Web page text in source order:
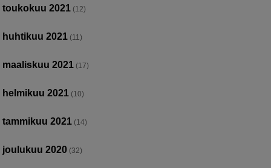
toukokuu 2021 (12)
huhtikuu 2021 (11)
maaliskuu 2021 (17)
helmikuu 2021 (10)
tammikuu 2021 (14)
joulukuu 2020 (32)